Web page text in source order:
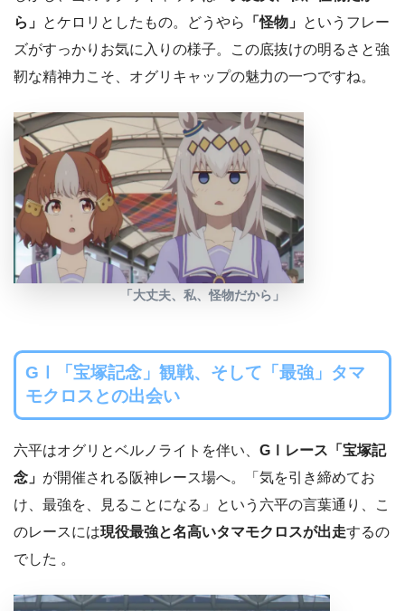
ら」 とケロリとしたもの。どうやら 「怪物」 というフレー
ズがすっかりお気に入りの様子。この底抜けの明るさと強
靭な精神力こそ、オグリキャップの魅力の一つですね。
「大丈夫、私、怪物だから」
GⅠ「宝塚記念」観戦、そして「最強」タマ
モクロスとの出会い
六平はオグリとベルノライトを伴い、 GⅠレース「宝塚記
念」 が開催される阪神レース場へ。「気を引き締めてお
け、最強を、見ることになる」という六平の言葉通り、こ
のレースには現役最強と名高いタマモクロスが出走するの
でした 。